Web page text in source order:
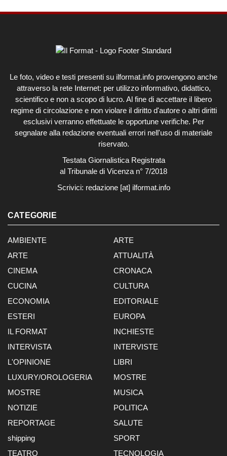
Le foto, video e testi presenti su ilformat.info provengono anche
attraverso la rete Internet: per utilizzo informativo, didattico,
scientifico e non a scopo di lucro. Al fine di accettare il libero
regime di circolazione e non violare il diritto d'autore o altri diritti
esclusivi verranno effettuate le opportune verifiche. Per
segnalare alla redazione eventuali errori nell'uso di materiale
riservato.
Testata Giornalistica Registrata
al Tribunale di Vicenza n° 7/2018
Scrivici: redazione [at] ilformat.info
CATEGORIE
AMBIENTE
ARTE
ARTE
ATTUALITÀ
CINEMA
CRONACA
CUCINA
CULTURA
ECONOMIA
EDITORIALE
ESTERI
EUROPA
IL FORMAT
INCHIESTE
INTERVISTA
INTERVISTE
L'OPINIONE
LIBRI
LUXURY/OROLOGERIA
MOSTRE
MOSTRE
MUSICA
NOTIZIE
POLITICA
REPORTAGE
SALUTE
shipping
SPORT
TEATRO
TECNOLOGIA